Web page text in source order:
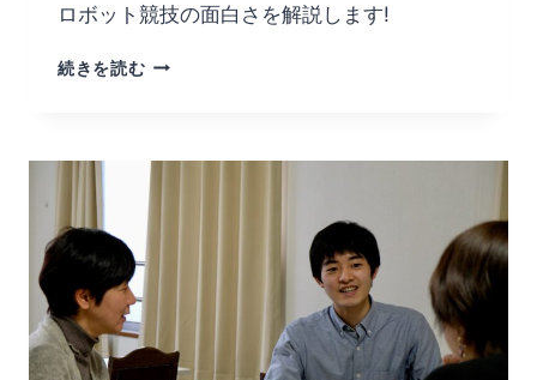
ロボット競技の面白さを解説します!
続きを読む